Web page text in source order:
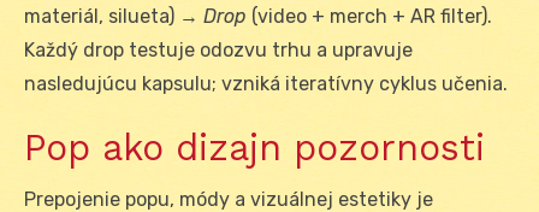
materiál, silueta) → Drop (video + merch + AR filter).
Každý drop testuje odozvu trhu a upravuje
nasledujúcu kapsulu; vzniká iteratívny cyklus učenia.
Pop ako dizajn pozornosti
Prepojenie popu, módy a vizuálnej estetiky je